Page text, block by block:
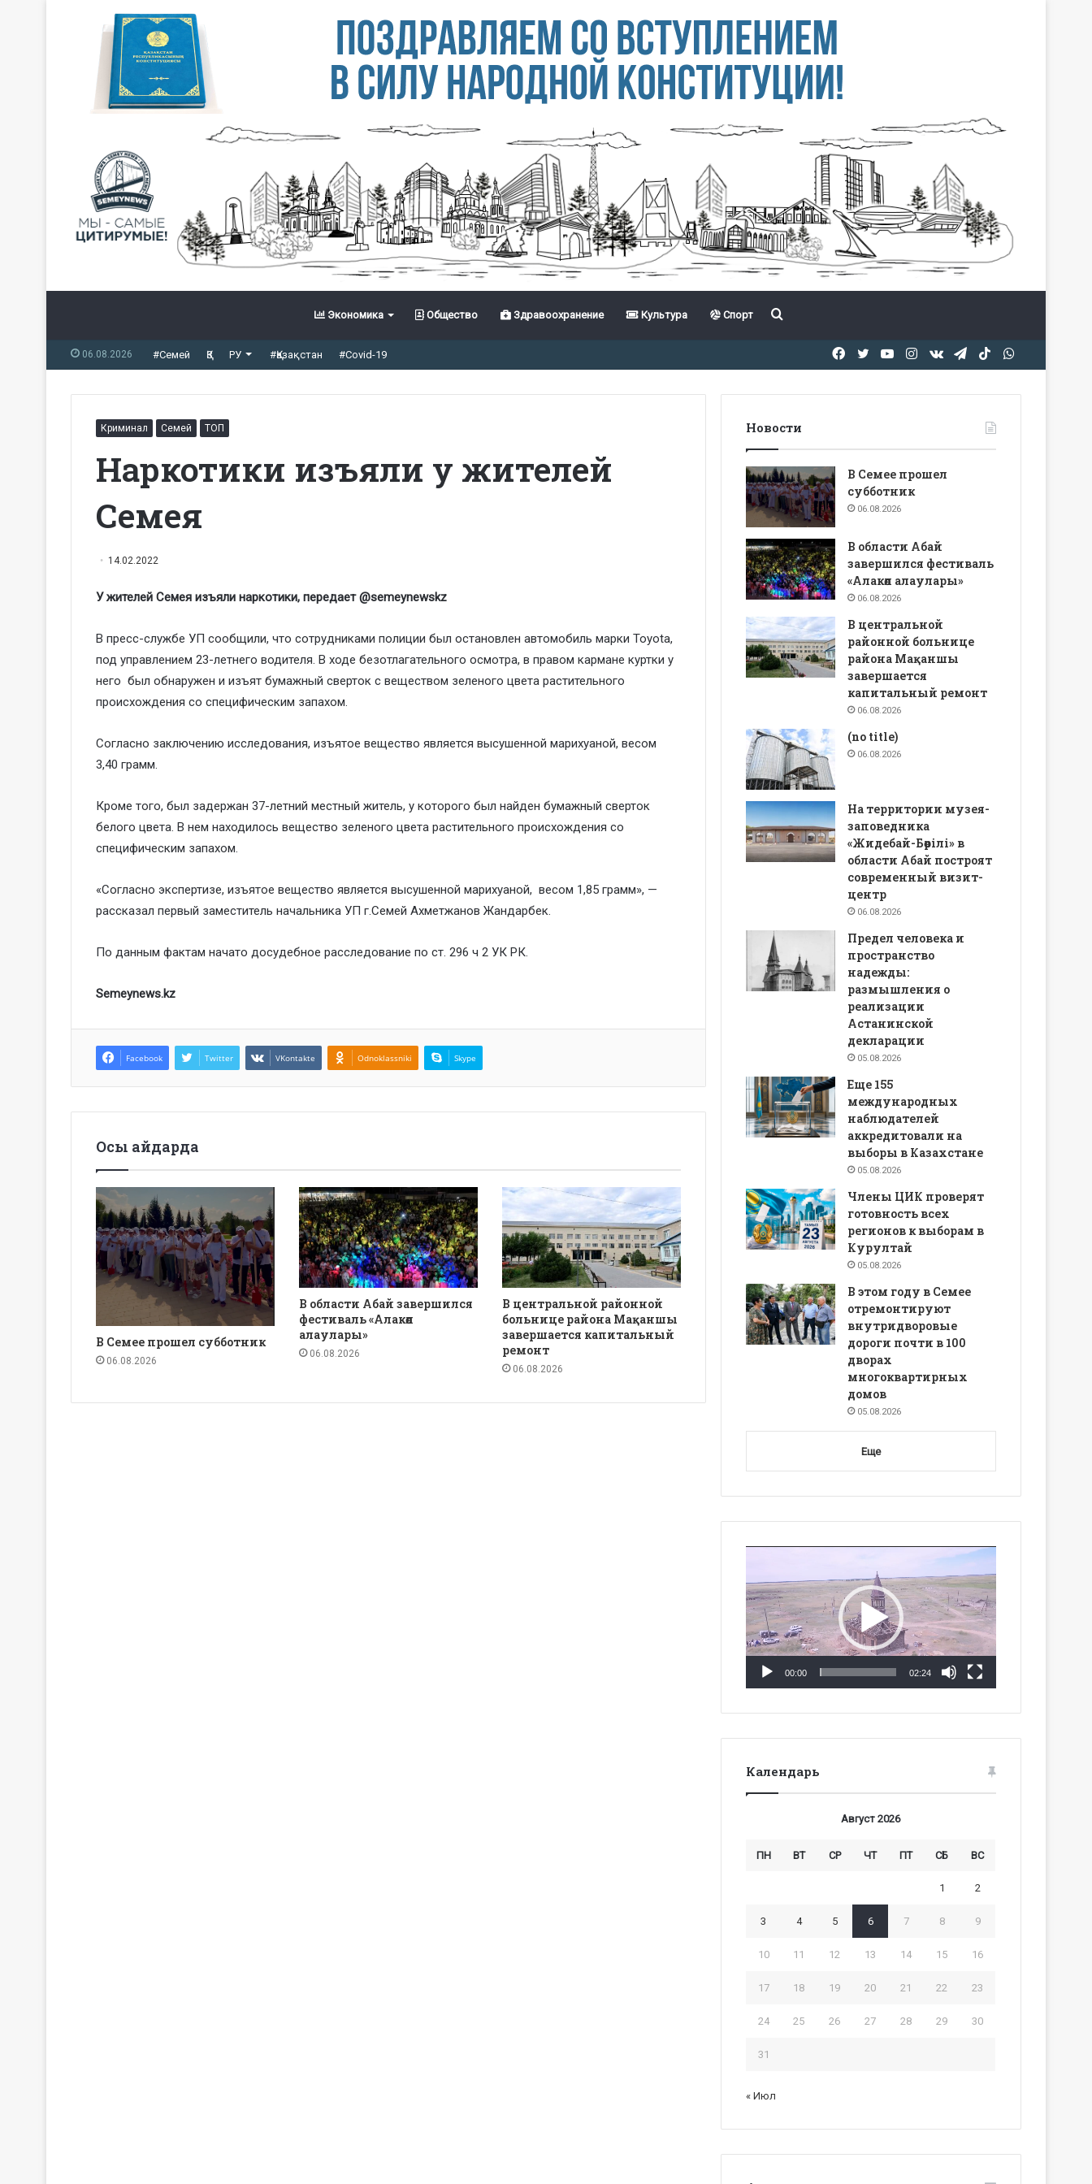
Экономика Общество Здравоохранение Культура Спорт Іздеу
06.08.2026 #Семей ҚЗ РУ #Қазақстан #Covid-19 TikTok
Telegram
vk.com
Instagram
YouTube
Twitter
Facebook
Криминал Семей ТОП
Наркотики изъяли у жителей
Семея
14.02.2022
У жителей Семея изъяли наркотики, передает @semeynewskz
В пресс-службе УП сообщили, что сотрудниками полиции был остановлен автомобиль марки Toyota,
под управлением 23-летнего водителя. В ходе безотлагательного осмотра, в правом кармане куртки у
него был обнаружен и изъят бумажный сверток с веществом зеленого цвета растительного
происхождения со специфическим запахом.
Согласно заключению исследования, изъятое вещество является высушенной марихуаной, весом
3,40 грамм.
Кроме того, был задержан 37-летний местный житель, у которого был найден бумажный сверток
белого цвета. В нем находилось вещество зеленого цвета растительного происхождения со
специфическим запахом.
«Согласно экспертизе, изъятое вещество является высушенной марихуаной, весом 1,85 грамм», —
рассказал первый заместитель начальника УП г.Семей Ахметжанов Жандарбек.
По данным фактам начато досудебное расследование по ст. 296 ч 2 УК РК.
Semeynews.kz
Facebook Twitter VKontakte Odnoklassniki Skype
Осы айдарда
В Семее прошел субботник
06.08.2026
В области Абай завершился
фестиваль «Алакөл
алаулары»
06.08.2026
В центральной районной
больнице района Мақаншы
завершается капитальный
ремонт
06.08.2026
Новости
В Семее прошел
субботник
06.08.2026
В области Абай
завершился фестиваль
«Алакөл алаулары»
06.08.2026
В центральной
районной больнице
района Мақаншы
завершается
капитальный ремонт
06.08.2026
(no title)
06.08.2026
На территории музея-
заповедника
«Жидебай-Бөрілі» в
области Абай построят
современный визит-
центр
06.08.2026
Предел человека и
пространство
надежды:
размышления о
реализации
Астанинской
декларации
05.08.2026
Еще 155
международных
наблюдателей
аккредитовали на
выборы в Казахстане
05.08.2026
Члены ЦИК проверят
готовность всех
регионов к выборам в
Курултай
05.08.2026
В этом году в Семее
отремонтируют
внутридворовые
дороги почти в 100
дворах
многоквартирных
домов
05.08.2026
Еще
00:00 02:24
Календарь
Август 2026
ПН ВТ СР ЧТ ПТ СБ ВС
1 2
3 4 5 6 7 8 9
10 11 12 13 14 15 16
17 18 19 20 21 22 23
24 25 26 27 28 29 30
31
« Июл